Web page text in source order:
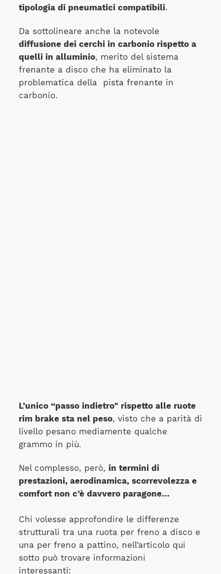
tipologia di pneumatici compatibili.
Da sottolineare anche la notevole
diffusione dei cerchi in carbonio rispetto a
quelli in alluminio, merito del sistema
frenante a disco che ha eliminato la
problematica della pista frenante in
carbonio.
L’unico “passo indietro" rispetto alle ruote
rim brake sta nel peso, visto che a parità di
livello pesano mediamente qualche
grammo in più.
Nel complesso, però, in termini di
prestazioni, aerodinamica, scorrevolezza e
comfort non c’è davvero paragone…
Chi volesse approfondire le differenze
strutturali tra una ruota per freno a disco e
una per freno a pattino, nell’articolo qui
sotto può trovare informazioni
interessanti: